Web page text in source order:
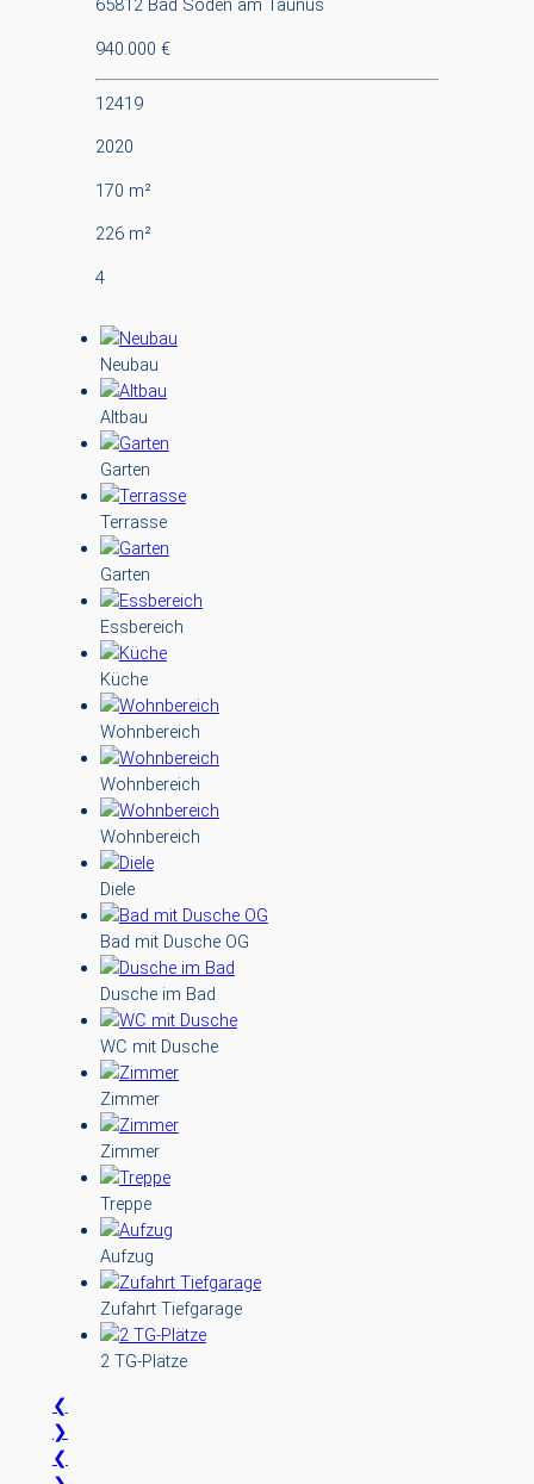
65812 Bad Soden am Taunus
940.000 €
12419
2020
170 m²
226 m²
4
Neubau
Altbau
Garten
Terrasse
Garten
Essbereich
Küche
Wohnbereich
Wohnbereich
Wohnbereich
Diele
Bad mit Dusche OG
Dusche im Bad
WC mit Dusche
Zimmer
Zimmer
Treppe
Aufzug
Zufahrt Tiefgarage
2 TG-Plätze
❮
❯
❮